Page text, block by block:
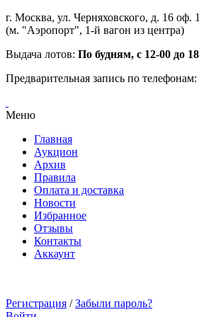
г. Москва, ул. Черняховского, д. 16 оф.
(м. "Аэропорт", 1-й вагон из центра)
Выдача лотов: По будням, с 12-00 до
Предварительная запись по телефонам:
Меню
Главная
Аукцион
Архив
Правила
Оплата и доставка
Новости
Избранное
Отзывы
Контакты
Аккаунт
Регистрация / Забыли пароль?